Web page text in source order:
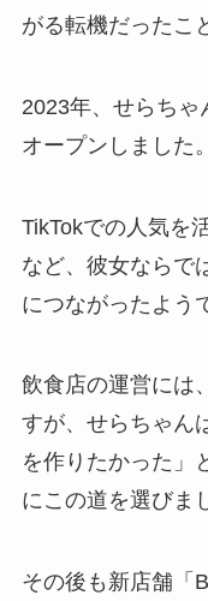
がる転機だったこ
2023年、せらちゃ
オープンしました。
TikTokでの人気を
など、彼女ならで
につながったよう
飲食店の運営には
すが、せらちゃん
を作りたかった」
にこの道を選びま
その後も新店舗「